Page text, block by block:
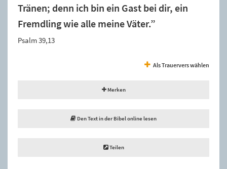
Tränen; denn ich bin ein Gast bei dir, ein
Fremdling wie alle meine Väter.”
Psalm 39,13
Als Trauervers wählen
Merken
Den Text in der Bibel online lesen
Teilen